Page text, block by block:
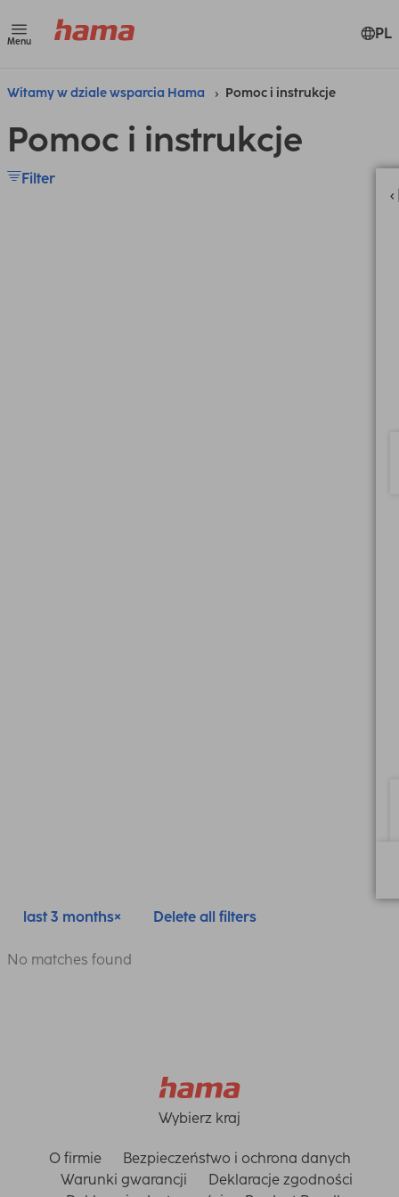
Menu PL
Witamy w dziale wsparcia Hama Pomoc i instrukcje
Pomoc i instrukcje
Filter
last 3 months Delete all filters
No matches found
Wybierz kraj
O firmie
Bezpieczeństwo i ochrona danych
Warunki gwarancji
Deklaracje zgodności